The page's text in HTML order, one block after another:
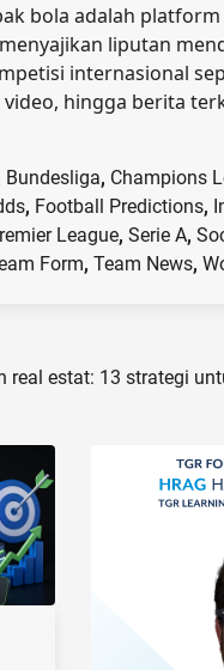
bola adalah
liputan
internasional
hingga berita
Bundesliga, Champions
, Football Predictions,
League, Serie A,
Form, Team News,
real estat: 13 strategi